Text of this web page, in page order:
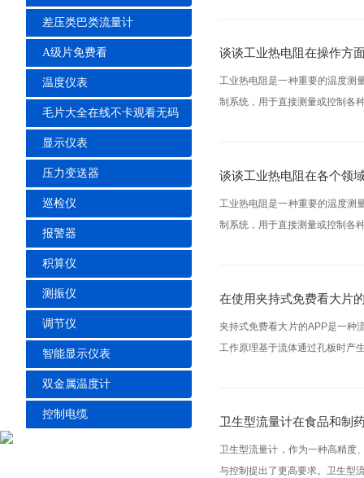
差压类巴类流量计
A级片免费看
温度仪表
毛片大全在线不卡观看无码
显示仪表
压力变送器
巡检仪
报警器
积算仪
测振仪
调节仪
智能显示仪表
双金属温度计
控制电缆
谈谈工业热电阻在操作方
工业热电阻是一种重要的温度测量
制系统，用于直接测量或控制
谈谈工业热电阻在各个领
工业热电阻是一种重要的温度测量
制系统，用于直接测量或控制
在使用夹持式免费看大片
夹持式免费看大片的APP是一种流
工作原理基于流体通过孔板时产
卫生型流量计在食品和制
卫生型流量计，作为一种高精
与控制提出了更高要求。卫生